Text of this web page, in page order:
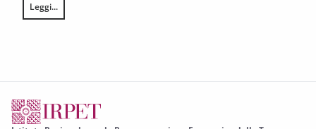
Leggi...
Federalismo in Toscana n. 4/2025